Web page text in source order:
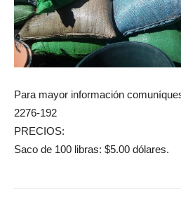
Para mayor información
2276-192
PRECIOS:
Saco de 100 libras: $5.00 dólares.